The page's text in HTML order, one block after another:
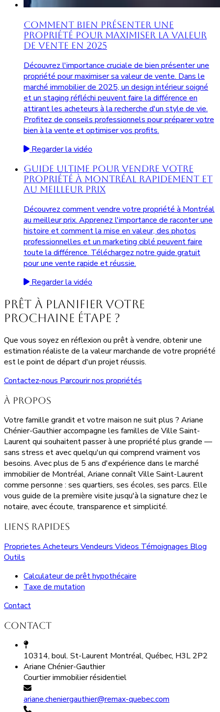
Comment Bien Présenter une
Propriété pour Maximiser la Valeur
de Vente en 2025
Découvrez l'importance cruciale de bien présenter une
propriété pour maximiser sa valeur de vente. Dans le
marché immobilier de 2025, un design intérieur soigné
et un staging réfléchi peuvent faire la différence en
attirant les acheteurs à la recherche d'un style de vie.
Profitez de conseils professionnels pour préparer votre
bien à la vente et optimiser vos profits.
Regarder la vidéo
Guide Ultime pour Vendre Votre
Propriété à Montréal Rapidement et
au Meilleur Prix
Découvrez comment vendre votre propriété à Montréal
au meilleur prix. Apprenez l'importance de raconter une
histoire et comment la mise en valeur, des photos
professionnelles et un marketing ciblé peuvent faire
toute la différence. Téléchargez notre guide gratuit
pour une vente rapide et réussie.
Regarder la vidéo
Prêt à planifier votre
prochaine étape ?
Que vous soyez en réflexion ou prêt à vendre, obtenir une
estimation réaliste de la valeur marchande de votre propriété
est le point de départ d'un projet réussis.
Contactez-nous Parcourir nos propriétés
À propos
Votre famille grandit et votre maison ne suit plus ? Ariane
Chénier-Gauthier accompagne les familles de Ville Saint-
Laurent qui souhaitent passer à une propriété plus grande —
sans stress et avec quelqu'un qui comprend vraiment vos
besoins. Avec plus de 5 ans d'expérience dans le marché
immobilier de Montréal, Ariane connaît Ville Saint-Laurent
comme personne : ses quartiers, ses écoles, ses parcs. Elle
vous guide de la première visite jusqu'à la signature chez le
notaire, avec écoute, transparence et simplicité.
Liens rapides
Proprietes Acheteurs Vendeurs Videos Témoignages Blog
Outils
Calculateur de prêt hypothécaire
Taxe de mutation
Contact
Contact
10314, boul. St-Laurent Montréal, Québec, H3L 2P2
Ariane Chénier-Gauthier
Courtier immobilier résidentiel
ariane.cheniergauthier@remax-quebec.com